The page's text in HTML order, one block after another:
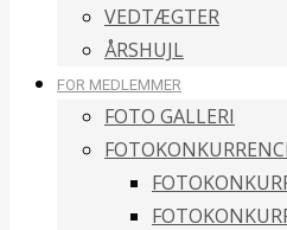
VEDTÆGTER
ÅRSHUJL
FOR MEDLEMMER
FOTO GALLERI